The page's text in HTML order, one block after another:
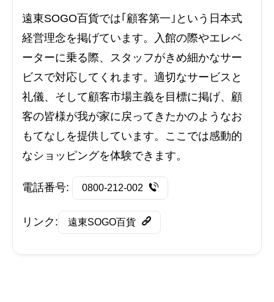
遠東SOGO百貨では｢顧客第一｣という日本式
経営理念を掲げています。入館の際やエレベ
ーターに乗る際、スタッフがきめ細かなサー
ビスで対応してくれます。適切なサービスと
礼儀、そして顧客市場主義を目標に掲げ、顧
客の皆様が我が家に戻ってきたかのようなお
もてなしを提供しています。ここでは感動的
なショッピングを体験できます。
電話番号: 0800-212-002
リンク: 遠東SOGO百貨